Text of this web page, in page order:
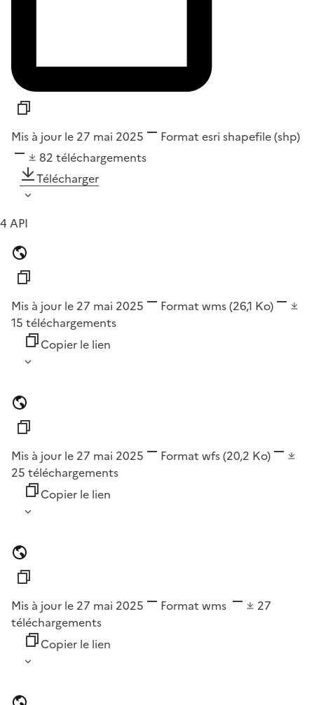
Mis à jour le 27 mai 2025 Format esri shapefile (shp)
82 téléchargements
Télécharger
4 API
Mis à jour le 27 mai 2025 Format wms(26,1 Ko)
15 téléchargements
Copier le lien
Mis à jour le 27 mai 2025 Format wfs(20,2 Ko)
25 téléchargements
Copier le lien
Mis à jour le 27 mai 2025 Format wms
27
téléchargements
Copier le lien